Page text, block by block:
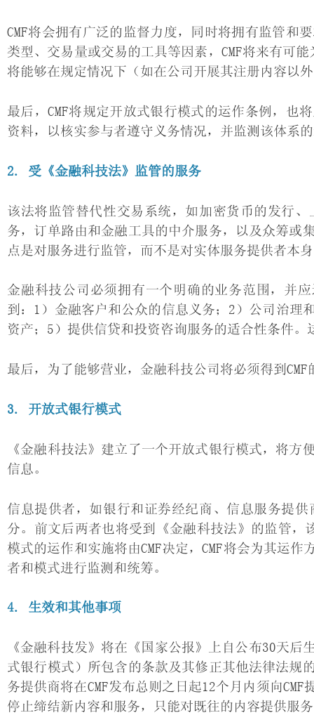
CMF将会拥有广泛的监督力度，同时将拥有监管和
类型、交易量或交易的工具等因素，CMF将来有可
将能够在规定情况下（如在公司开展其注册内容以
最后，CMF将规定开放式银行模式的运作条例，也
资料，以核实参与者遵守义务情况，并监测该体系
2. 受《金融科技法》监管的服务
该法将监管替代性交易系统，如加密货币的发行
务，订单路由和金融工具的中介服务，以及众筹或
点是对服务进行监管，而不是对实体服务提供者本
金融科技公司必须拥有一个明确的业务范围，并
到：1）金融客户和公众的信息义务；2）公司治理
资产；5）提供信贷和投资咨询服务的适合性条件
最后，为了能够营业，金融科技公司将必须得到
3. 开放式银行模式
《金融科技法》建立了一个开放式银行模式，将
信息。
信息提供者，如银行和证券经纪商、信息服务提
分。前文后两者也将受到《金融科技法》的监管，
模式的运作和实施将由CMF决定，CMF将会为其运
者和模式进行监测和统筹。
4. 生效和其他事项
《金融科技发》将在《国家公报》上自公布30天
式银行模式）所包含的条款及其修正其他法律法规
务提供商将在CMF发布总则之日起12个月内须向
停止缔结新内容和服务，只能对既往的内容提供服